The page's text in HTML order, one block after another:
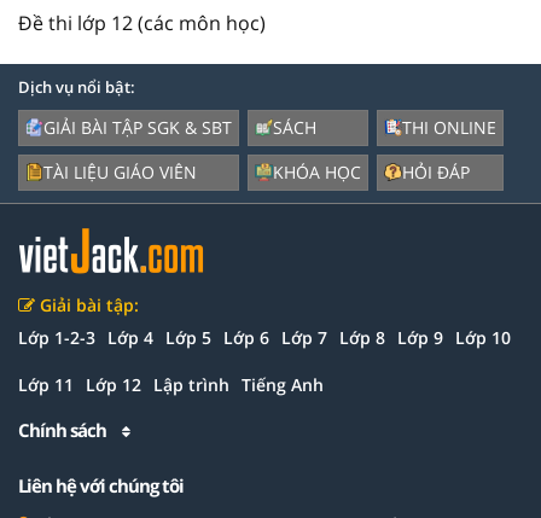
Đề thi lớp 12 (các môn học)
Dịch vụ nổi bật:
GIẢI BÀI TẬP SGK & SBT
TÀI LIỆU GIÁO VIÊN
SÁCH
KHÓA HỌC
THI ONLINE
HỎI ĐÁP
Giải bài tập:
Lớp 1-2-3 Lớp 4 Lớp 5 Lớp 6 Lớp 7 Lớp 8 Lớp 9 Lớp 10
Lớp 11 Lớp 12 Lập trình Tiếng Anh
Chính sách
Liên hệ với chúng tôi